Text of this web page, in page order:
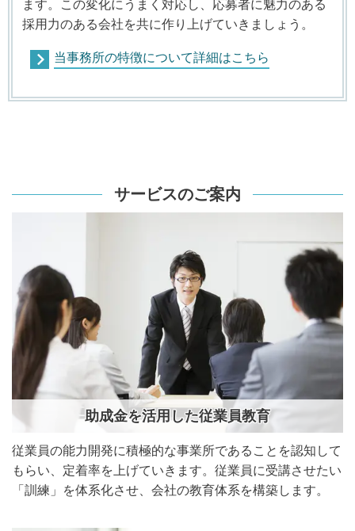
ます。この変化にうまく対応し、応募者に魅力のある
採用力のある会社を共に作り上げていきましょう。
当事務所の特徴について詳細はこちら
サービスのご案内
助成金を活用した従業員教育
従業員の能力開発に積極的な事業所であることを認知して
もらい、定着率を上げていきます。従業員に受講させたい
「訓練」を体系化させ、会社の教育体系を構築します。